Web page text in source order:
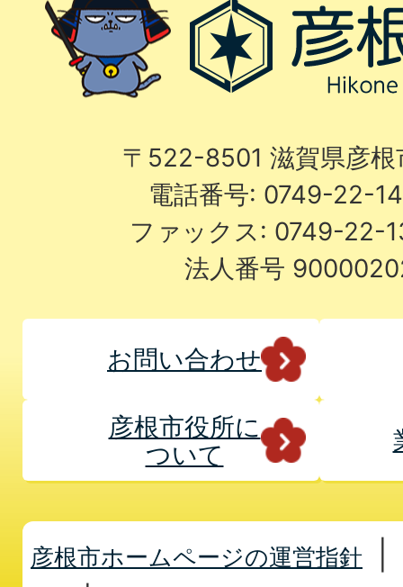
〒522-8501 滋賀県彦
電話番号: 0749-22-
ファックス: 0749-22-
法人番号
お問い合わせ
彦根市役所に
ついて
彦根市ホームページの運営指針